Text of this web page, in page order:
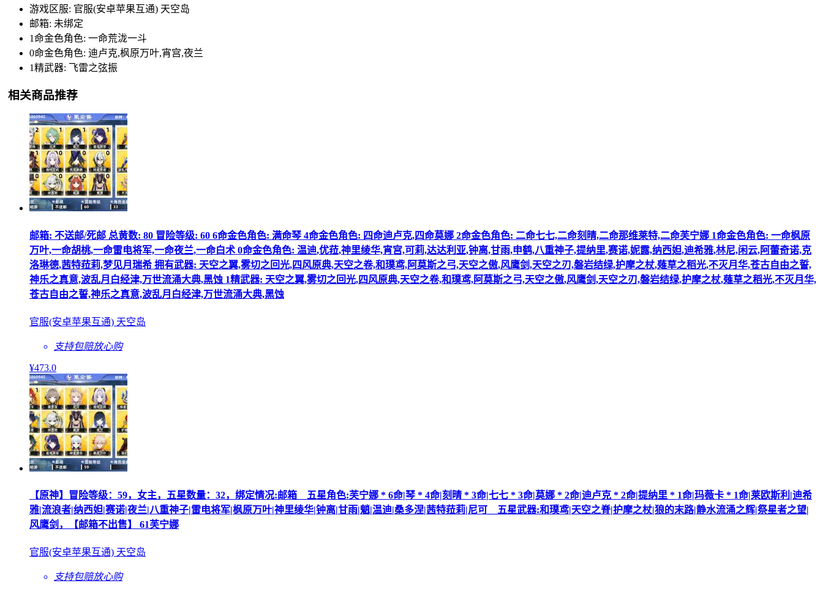
游戏区服: 官服(安卓苹果互通) 天空岛
邮箱: 未绑定
1命金色角色: 一命荒泷一斗
0命金色角色: 迪卢克,枫原万叶,宵宫,夜兰
1精武器: 飞雷之弦振
相关商品推荐
邮箱: 不送邮/死邮 总黄数: 80 冒险等级: 60 6命金色角色: 满命琴 4命金色角色: 四命迪卢克,四命莫娜 2命金色角色: 二命七七,二命刻晴,二命那维莱特,二命芙宁娜 1命金色角色: 一命枫原
万叶,一命胡桃,一命雷电将军,一命夜兰,一命白术 0命金色角色: 温迪,优菈,神里绫华,宵宫,可莉,达达利亚,钟离,甘雨,申鹤,八重神子,提纳里,赛诺,妮露,纳西妲,迪希雅,林尼,闲云,阿蕾奇诺,克
洛琳德,茜特菈莉,梦见月瑞希 拥有武器: 天空之翼,雾切之回光,四风原典,天空之卷,和璞鸢,阿莫斯之弓,天空之傲,风鹰剑,天空之刃,磐岩结绿,护摩之杖,薙草之稻光,不灭月华,苍古自由之誓,
神乐之真意,波乱月白经津,万世流涌大典,黑蚀 1精武器: 天空之翼,雾切之回光,四风原典,天空之卷,和璞鸢,阿莫斯之弓,天空之傲,风鹰剑,天空之刃,磐岩结绿,护摩之杖,薙草之稻光,不灭月华,
苍古自由之誓,神乐之真意,波乱月白经津,万世流涌大典,黑蚀
官服(安卓苹果互通) 天空岛
支持包赔放心购
¥473.0
【原神】冒险等级：59，女主，五星数量：32，绑定情况:邮箱__五星角色:芙宁娜 * 6命|琴 * 4命|刻晴 * 3命|七七 * 3命|莫娜 * 2命|迪卢克 * 2命|提纳里 * 1命|玛薇卡 * 1命|莱欧斯利|迪希
雅|流浪者|纳西妲|赛诺|夜兰|八重神子|雷电将军|枫原万叶|神里绫华|钟离|甘雨|魈|温迪|桑多涅|茜特菈莉|尼可__五星武器:和璞鸢|天空之脊|护摩之杖|狼的末路|静水流涌之辉|祭星者之望|
风鹰剑，【邮箱不出售】 61芙宁娜
官服(安卓苹果互通) 天空岛
支持包赔放心购